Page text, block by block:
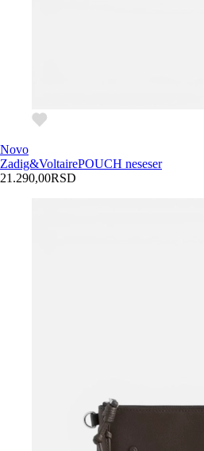
Novo
Zadig&VoltairePOUCH neseser
21.290,00RSD